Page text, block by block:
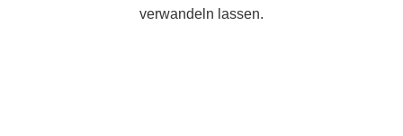
verwandeln lassen.